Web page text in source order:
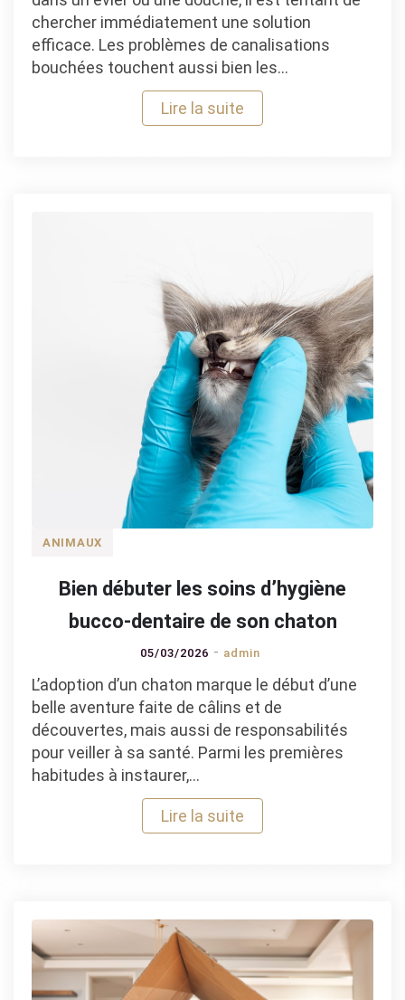
chercher immédiatement une solution
efficace. Les problèmes de canalisations
bouchées touchent aussi bien les…
Lire la suite
ANIMAUX
Bien débuter les soins d’hygiène
bucco-dentaire de son chaton
05/03/2026 admin
L’adoption d’un chaton marque le début d’une
belle aventure faite de câlins et de
découvertes, mais aussi de responsabilités
pour veiller à sa santé. Parmi les premières
habitudes à instaurer,…
Lire la suite